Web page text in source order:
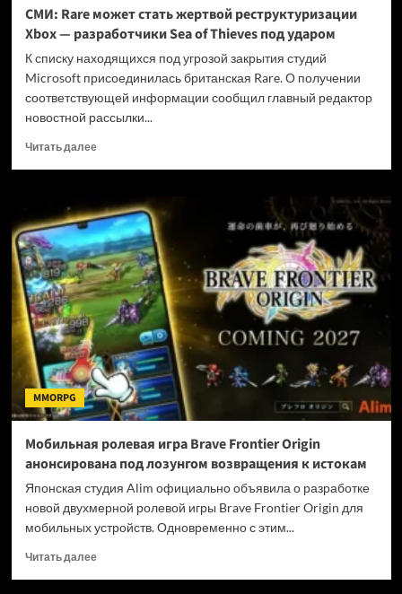
не
убивать
диски
СМИ: Rare может стать жертвой реструктуризации
Xbox — разработчики Sea of Thieves под ударом
К списку находящихся под угрозой закрытия студий
Microsoft присоединилась британская Rare. О получении
соответствующей информации сообщил главный редактор
новостной рассылки...
Читать далееПрочитать
Rare
может
стать
жертвой
реструктуризации
Xbox
разработчики
Sea
of
Thieves
под
ударом
MMORPG
Мобильная ролевая игра Brave Frontier Origin
анонсирована под лозунгом возвращения к истокам
Японская студия Alim официально объявила о разработке
новой двухмерной ролевой игры Brave Frontier Origin для
мобильных устройств. Одновременно с этим...
Читать далееПрочитать